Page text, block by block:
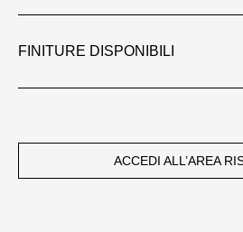
FINITURE DISPONIBILI
ACCEDI ALL’AREA